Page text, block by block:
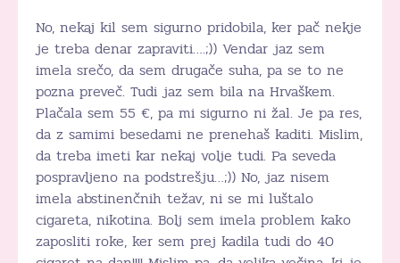
No, nekaj kil sem sigurno pridobila, ker pač nekje
je treba denar zapraviti….;)) Vendar jaz sem
imela srečo, da sem drugače suha, pa se to ne
pozna preveč. Tudi jaz sem bila na Hrvaškem.
Plačala sem 55 €, pa mi sigurno ni žal. Je pa res,
da z samimi besedami ne prenehaš kaditi. Mislim,
da treba imeti kar nekaj volje tudi. Pa seveda
pospravljeno na podstrešju…;)) No, jaz nisem
imela abstinenčnih težav, ni se mi luštalo
cigareta, nikotina. Bolj sem imela problem kako
zaposliti roke, ker sem prej kadila tudi do 40